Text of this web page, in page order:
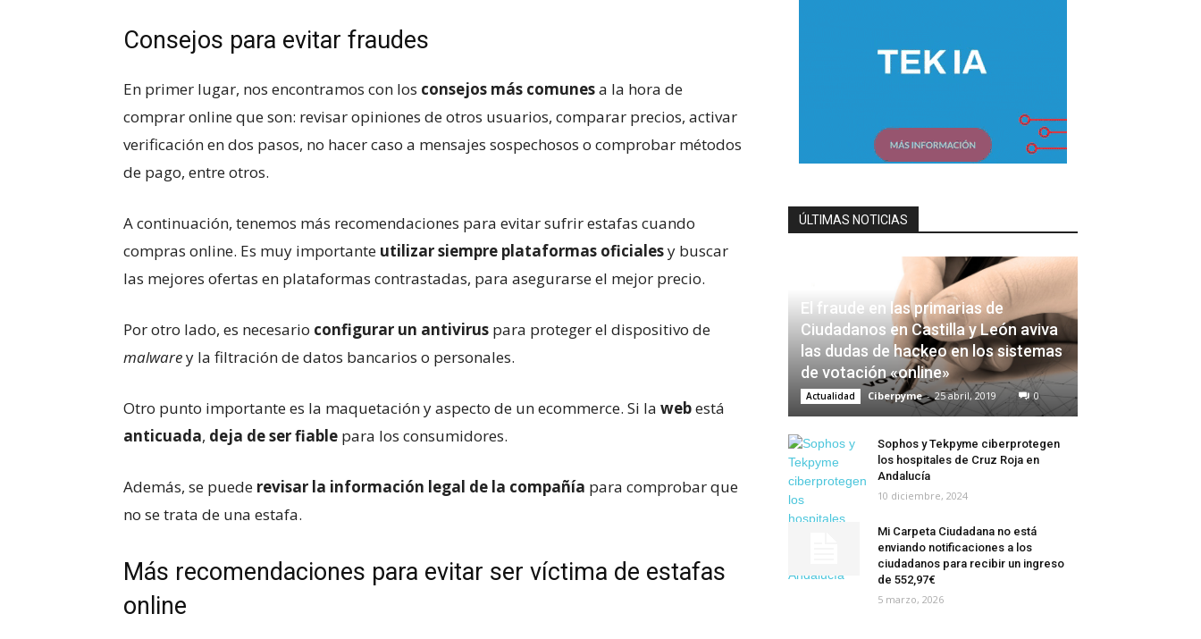
Consejos para evitar fraudes
En primer lugar, nos encontramos con los consejos más comunesa la hora de
comprar online que son: revisar opiniones de otros usuarios, comparar precios, activar
verificación en dos pasos, no hacer caso a mensajes sospechosos o comprobar métodos
de pago, entre otros.
A continuación, tenemos más recomendaciones para evitar sufrir estafas cuando
compras online. Es muy importante utilizar siempre plataformas oficialesy buscar
las mejores ofertas en plataformas contrastadas, para asegurarse el mejor precio.
Por otro lado, es necesario configurar un antivirus para proteger el dispositivo de
malwarey la filtración de datos bancarios o personales.
Otro punto importante es la maquetación y aspecto de un ecommerce. Si la webestá
anticuada, deja de ser fiable para los consumidores.
Además, se puede revisar la información legal de la compañía para comprobar que
no se trata de una estafa.
Más recomendaciones para evitar ser víctima de estafas
online
ÚLTIMAS NOTICIAS
El fraude en las primarias de
Ciudadanos en Castilla y León aviva
las dudas de hackeo en los sistemas
de votación «online»
Actualidad Ciberpyme - 25 abril, 2019 0
Sophos y Tekpyme ciberprotegen
los hospitales de Cruz Roja en
Andalucía
10 diciembre, 2024
Mi Carpeta Ciudadana no está
enviando notificaciones a los
ciudadanos para recibir un ingreso
de 552,97€
5 marzo, 2026